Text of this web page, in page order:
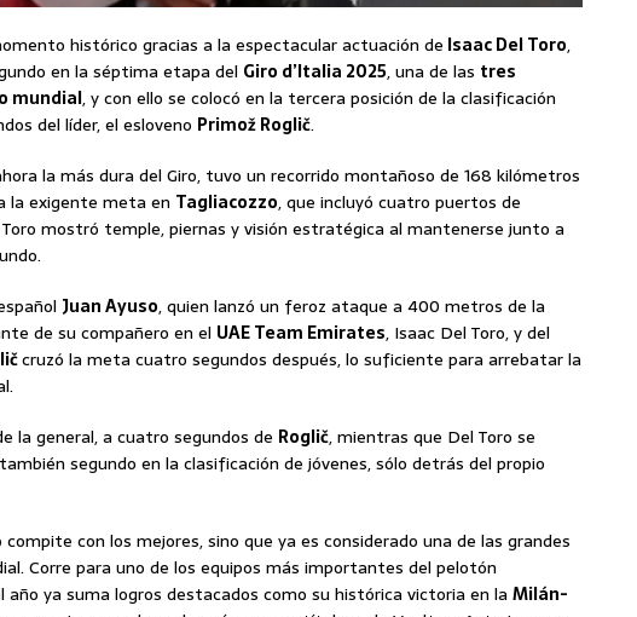
histórico gracias a la espectacular actuación de Isaac Del Toro,
en la séptima etapa del Giro d’Italia 2025, una de las tres
mundial, y con ello se colocó en la tercera posición de la clasificación
del líder, el esloveno Primož Roglič.
la más dura del Giro, tuvo un recorrido montañoso de 168 kilómetros
la exigente meta en Tagliacozzo, que incluyó cuatro puertos de
mostró temple, piernas y visión estratégica al mantenerse junto a
Juan Ayuso, quien lanzó un feroz ataque a 400 metros de la
de su compañero en el UAE Team Emirates, Isaac Del Toro, y del
cruzó la meta cuatro segundos después, lo suficiente para arrebatar la
la general, a cuatro segundos de Roglič, mientras que Del Toro se
segundo en la clasificación de jóvenes, sólo detrás del propio
compite con los mejores, sino que ya es considerado una de las grandes
Corre para uno de los equipos más importantes del pelotón
año ya suma logros destacados como su histórica victoria en la Milán-